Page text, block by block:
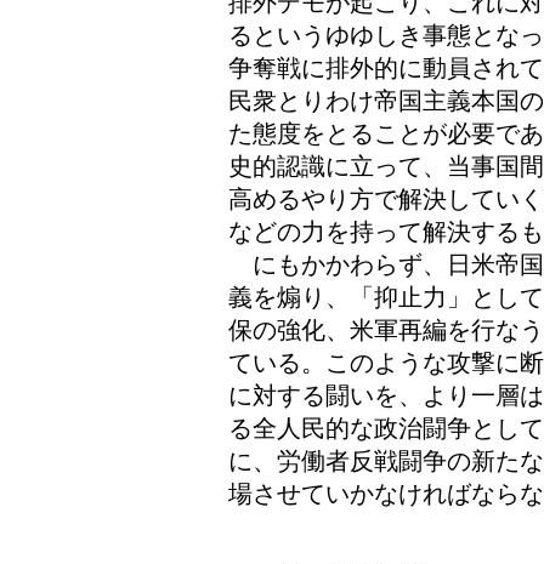
るというゆゆしき事態とな
争奪戦に排外的に動員され
民衆とりわけ帝国主義本国
た態度をとることが必要で
史的認識に立って、当事国
高めるやり方で解決してい
などの力を持って解決する
にもかかわらず、日米帝
義を煽り、「抑止力」とし
保の強化、米軍再編を行な
ている。このような攻撃に
に対する闘いを、より一層
る全人民的な政治闘争とし
に、労働者反戦闘争の新た
場させていかなければなら